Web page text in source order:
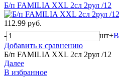
Б/п FAMILIA XXL 2сл 2рул /12
112.99 руб.
-
шт+В
Добавить к сравнению
Б/п FAMILIA XXL 2сл 2рул /12
Далее
В избранное